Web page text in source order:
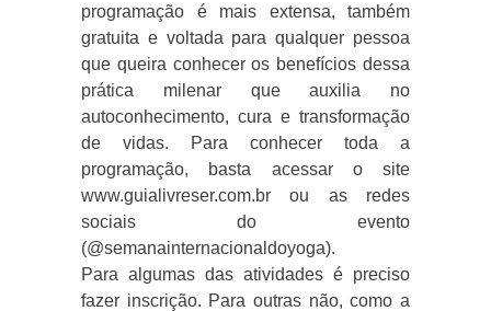
programação é mais extensa, também
gratuita e voltada para qualquer pessoa
que queira conhecer os benefícios dessa
prática milenar que auxilia no
autoconhecimento, cura e transformação
de vidas. Para conhecer toda a
programação, basta acessar o site
www.guialivreser.com.br ou as redes
sociais do evento
(@semanainternacionaldoyoga).
Para algumas das atividades é preciso
fazer inscrição. Para outras não, como a